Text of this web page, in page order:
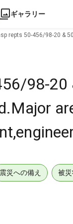
ギャラリー
repts 50-456/98-20 &
98-
震災への備え 被災